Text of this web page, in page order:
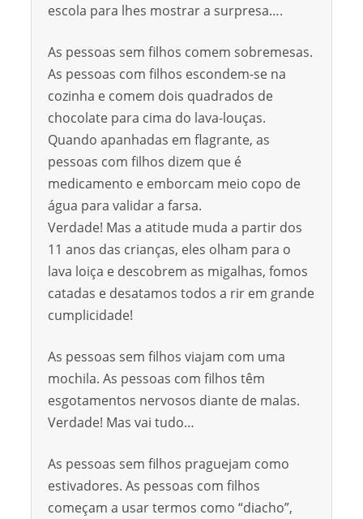
escola para lhes mostrar a surpresa….
As pessoas sem filhos comem sobremesas.
As pessoas com filhos escondem-se na
cozinha e comem dois quadrados de
chocolate para cima do lava-louças.
Quando apanhadas em flagrante, as
pessoas com filhos dizem que é
medicamento e emborcam meio copo de
água para validar a farsa.
Verdade! Mas a atitude muda a partir dos
11 anos das crianças, eles olham para o
lava loiça e descobrem as migalhas, fomos
catadas e desatamos todos a rir em grande
cumplicidade!
As pessoas sem filhos viajam com uma
mochila. As pessoas com filhos têm
esgotamentos nervosos diante de malas.
Verdade! Mas vai tudo…
As pessoas sem filhos praguejam como
estivadores. As pessoas com filhos
começam a usar termos como “diacho”,